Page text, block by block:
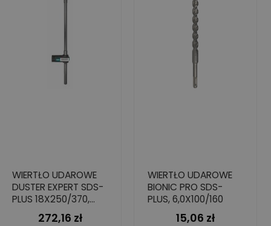
WIERTŁO UDAROWE
DUSTER EXPERT SDS-
PLUS 18X250/370,
BIONICCena
272,16 zł
WIERTŁO UDAROWE
BIONIC PRO SDS-
PLUS, 6,0X100/160
Cena
15,06 zł